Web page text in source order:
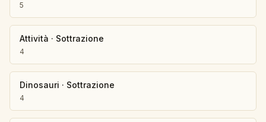
5
Attività · Sottrazione
4
Dinosauri · Sottrazione
4